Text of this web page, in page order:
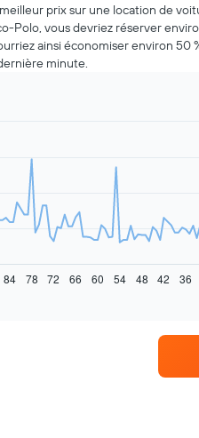
prix sur une location de
Polo, vous devriez réserver
ainsi économiser environ 50
minute.
60
84 78 72 66 54 48 42 36